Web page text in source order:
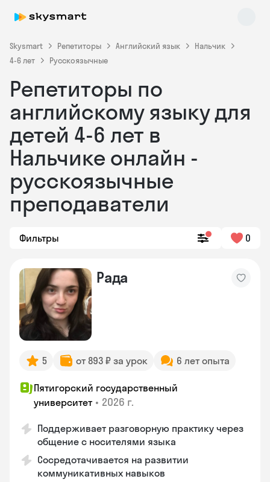
Skysmart Репетиторы Английский язык
Нальчик
4-6 лет
Русскоязычные
Репетиторы по
английскому языку для
детей 4-6 лет в
Нальчике онлайн -
русскоязычные
преподаватели
Фильтры 0
Рада
5 от 893 ₽ за урок 6 лет опыта
Пятигорский государственный
университет • 2026 г.
Поддерживает разговорную практику через
общение с носителями языка
Сосредотачивается на развитии
коммуникативных навыков
Skysmart Chat